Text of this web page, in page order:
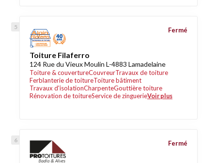
Toiture Filaferro
124 Rue du Vieux Moulin L-4883 Lamadelaine
Toiture & couvertureCouvreurTravaux de toiture
Ferblanterie de toitureToiture bâtiment
Travaux d'isolationCharpenteGouttière toiture
Rénovation de toitureService de zinguerieVoir plus
Fermé
Fermé